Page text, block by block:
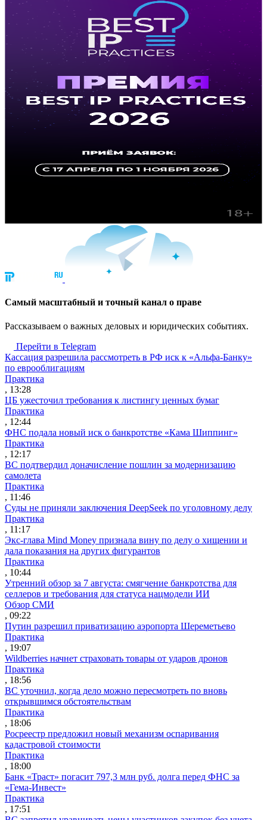
Cамый масштабный и точный канал о праве
Рассказываем о важных деловых и юридических событиях.
Перейти в Telegram
Кассация разрешила рассмотреть в РФ иск к «Альфа-Банку»
по еврооблигациям
Практика
, 13:28
ЦБ ужесточил требования к листингу ценных бумаг
Практика
, 12:44
ФНС подала новый иск о банкротстве «Кама Шиппинг»
Практика
, 12:17
ВС подтвердил доначисление пошлин за модернизацию
самолета
Практика
, 11:46
Суды не приняли заключения DeepSeek по уголовному делу
Практика
, 11:17
Экс-глава Mind Money признала вину по делу о хищении и
дала показания на других фигурантов
Практика
, 10:44
Утренний обзор за 7 августа: смягчение банкротства для
селлеров и требования для статуса нацмодели ИИ
Обзор СМИ
, 09:22
Путин разрешил приватизацию аэропорта Шереметьево
Практика
, 19:07
Wildberries начнет страховать товары от ударов дронов
Практика
, 18:56
ВС уточнил, когда дело можно пересмотреть по вновь
открывшимся обстоятельствам
Практика
, 18:06
Росреестр предложил новый механизм оспаривания
кадастровой стоимости
Практика
, 18:00
Банк «Траст» погасит 797,3 млн руб. долга перед ФНС за
«Гема-Инвест»
Практика
, 17:51